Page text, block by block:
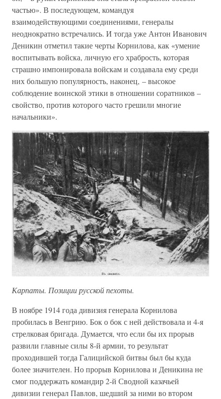
частью». В последующем, командуя
взаимодействующими соединениями, генералы
неоднократно встречались. И тогда уже Антон Иванович
Деникин отметил такие черты Корнилова, как «умение
воспитывать войска, личную его храбрость, которая
страшно импонировала войскам и создавала ему среди
них большую популярность, наконец, – высокое
соблюдение воинской этики в отношении соратников –
свойство, против которого часто грешили многие
начальники».
Карпаты. Позиции русской пехоты.
В ноябре 1914 года дивизия генерала Корнилова
пробилась в Венгрию. Бок о бок с ней действовала и 4-я
стрелковая бригада. Думается, что если бы их прорыв
развили главные силы 8-й армии, то результат
проходившей тогда Галицийской битвы был бы куда
более значителен. Но прорыв Корнилова и Деникина не
смог поддержать командир 2-й Сводной казачьей
дивизии генерал Павлов, шедший за ними во втором